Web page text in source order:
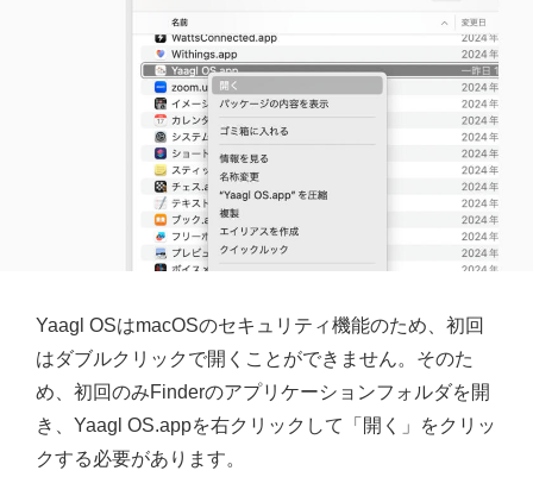
Yaagl OSはmacOSのセキュリティ機能のため、初回
はダブルクリックで開くことができません。そのた
め、初回のみFinderのアプリケーションフォルダを開
き、Yaagl OS.appを右クリックして「開く」をクリッ
クする必要があります。